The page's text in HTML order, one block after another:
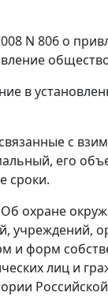
N 806 о
в
с
его
сроки.
охране
учреждений,
и форм
лиц и